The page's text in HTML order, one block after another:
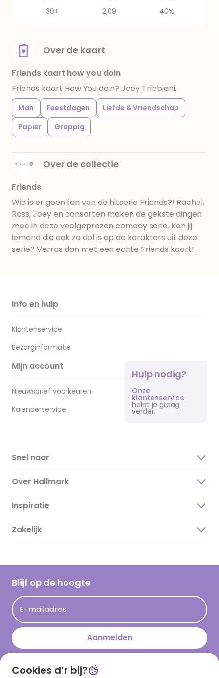
30+
2,09 40%
Over de kaart
Friends kaart how you doin
Friends kaart How You doin? Joey Tribbiani.
Man Feestdagen
Liefde & Vriendschap
Papier
Grappig
Over de collectie
Friends
Wie is er geen fan van de hitserie Friends?! Rachel,
Ross, Joey en consorten maken de gekste dingen
mee in deze veelgeprezen comedy serie. Ken jij
iemand die ook zo dol is op de karakters uit deze
serie? Verras dan met een echte Friends kaart!
Info en hulp
Klantenservice
Bezorginformatie
Mijn account
Nieuwsbrief voorkeuren
Kalenderservice
Hulp nodig?
Onze
klantenservice
helpt je graag
verder.
Snel naar
Over Hallmark
Over ons
Duurzaamheid
Hallmark Kaartclub
Acties
Persberichten
Hallmark en Kinderpostzegels
Inspiratie
Magazine
Cadeau inspiratie
Kaartinspiratie
Zakelijk
Blijf op de hoogte
E-mailadres
Aanmelden
Download onze app
Cookies d’r bij?